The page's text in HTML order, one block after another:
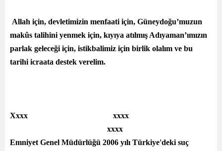
Allah için, devletimizin menfaati için, Güneydoğu’muzun
makûs talihini yenmek için, kıyıya atılmış Adıyaman’ımızın
parlak geleceği için, istikbalimiz için birlik olalım ve bu
tarihi icraata destek verelim.
Xxxx xxxx
xxxx
Emniyet Genel Müdürlüğü 2006 yılı Türkiye'deki suç